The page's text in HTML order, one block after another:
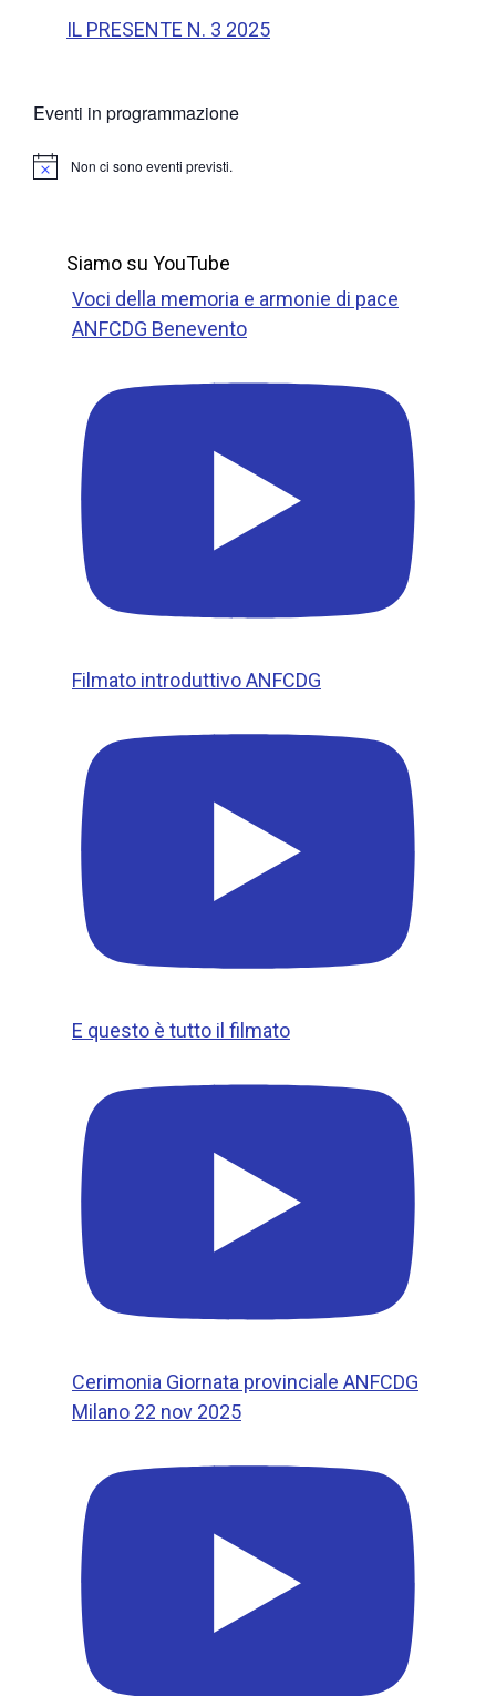
IL PRESENTE N. 3 2025
Eventi in programmazione
N
Non ci sono eventi previsti.
Siamo su YouTube
Voci della memoria e armonie di pace
ANFCDG Benevento
Filmato introduttivo ANFCDG
E questo è tutto il filmato
Cerimonia Giornata provinciale ANFCDG
Milano 22 nov 2025